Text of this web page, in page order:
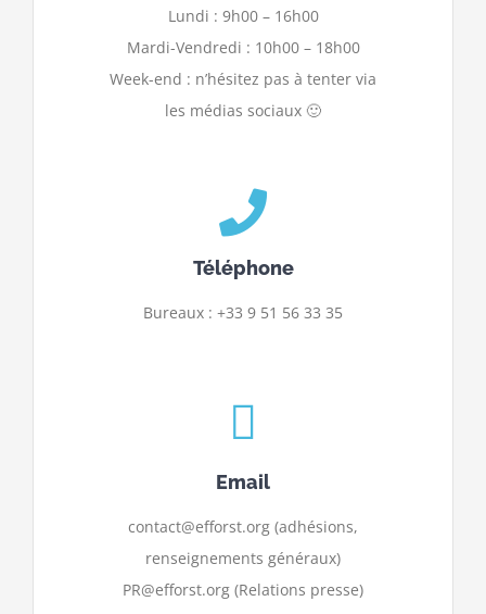
Lundi : 9h00 – 16h00
Mardi-Vendredi : 10h00 – 18h00
Week-end : n’hésitez pas à tenter via
les médias sociaux 🙂
Téléphone
Bureaux : +33 9 51 56 33 35
Email
contact@efforst.org (adhésions,
renseignements généraux)
PR@efforst.org (Relations presse)